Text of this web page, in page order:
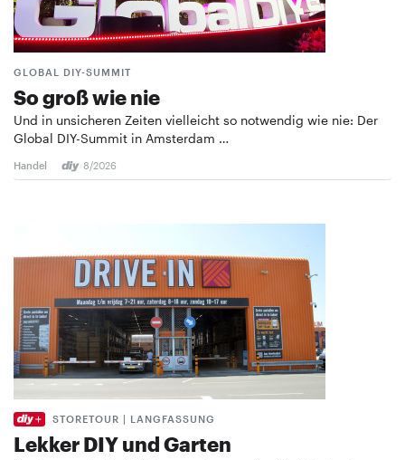
GLOBAL DIY-SUMMIT
So groß wie nie
Und in unsicheren Zeiten vielleicht so notwendig wie nie: Der
Global DIY-Summit in Amsterdam …
Handel 8/2026
STORETOUR | LANGFASSUNG
Lekker DIY und Garten